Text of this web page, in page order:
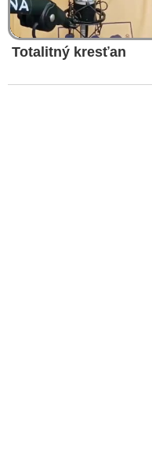
Totalitný kresťan